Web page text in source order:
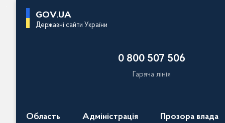
GOV.UA
Державні сайти України
0 800 507 506
Гаряча лінія
Область Адміністрація Прозора влада